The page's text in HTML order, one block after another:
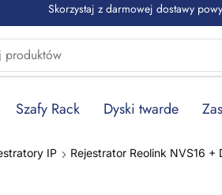
Skorzystaj z darmowej dostawy
Szafy Rack Dyski twarde
IP Rejestrator Reolink NVS16 +